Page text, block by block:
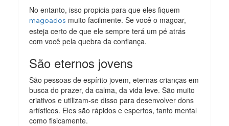
No entanto, isso propicia para que eles fiquem
magoados muito facilmente. Se você o magoar,
esteja certo de que ele sempre terá um pé atrás
com você pela quebra da confiança.
São eternos jovens
São pessoas de espírito jovem, eternas crianças em
busca do prazer, da calma, da vida leve. São muito
criativos e utilizam-se disso para desenvolver dons
artísticos. Eles são rápidos e espertos, tanto mental
como fisicamente.